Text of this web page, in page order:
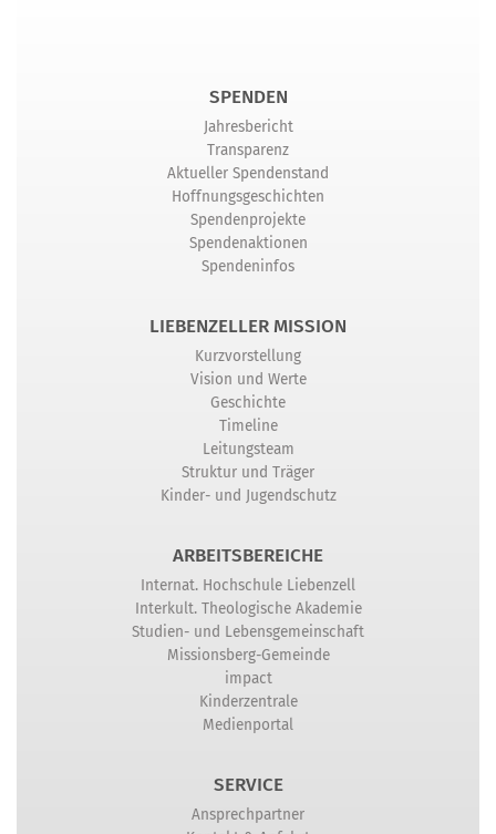
SPENDEN
Jahresbericht
Transparenz
Aktueller Spendenstand
Hoffnungsgeschichten
Spendenprojekte
Spendenaktionen
Spendeninfos
LIEBENZELLER MISSION
Kurzvorstellung
Vision und Werte
Geschichte
Timeline
Leitungsteam
Struktur und Träger
Kinder- und Jugendschutz
ARBEITSBEREICHE
Internat. Hochschule Liebenzell
Interkult. Theologische Akademie
Studien- und Lebensgemeinschaft
Missionsberg-Gemeinde
impact
Kinderzentrale
Medienportal
SERVICE
Ansprechpartner